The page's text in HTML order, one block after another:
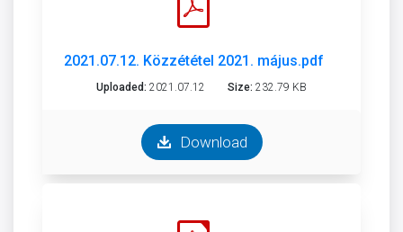
2021.07.12. Közzététel 2021. május.pdf
Uploaded: 2021.07.12 Size: 232.79 KB
Download